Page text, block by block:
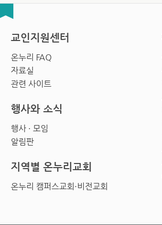
교인지원센터
온누리 FAQ
자료실
관련 사이트
행사와 소식
행사 · 모임
알림판
지역별 온누리교회
온누리 캠퍼스교회·비전교회